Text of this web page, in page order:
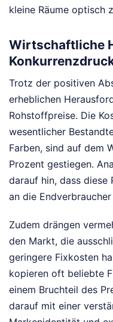
kleine Räume optisch
Wirtschaftliche
Trotz der positiven
erheblichen
Rohstoffpreise. Die
wesentlicher
Farben, sind auf dem
Prozent gestiegen.
darauf hin, dass diese
an die
Zudem drängen
den Markt, die
geringere Fixkosten
kopieren oft beliebte
einem Bruchteil des
darauf mit einer